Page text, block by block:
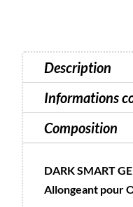
auto-
égalisantDescription
Informations
Composition
DARK SMART
Allongeant pour